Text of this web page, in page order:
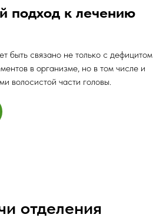
подход к лечению
быть связано не только с дефицитом
в организме, но в том числе и
волосистой части головы.
отделения